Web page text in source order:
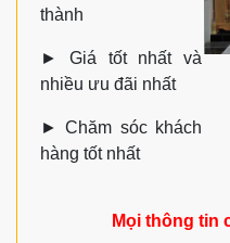
thành
► Giá tốt nhất và
nhiều ưu đãi nhất
►Chăm sóc khách
hàng tốt nhất
Mọi thông tin